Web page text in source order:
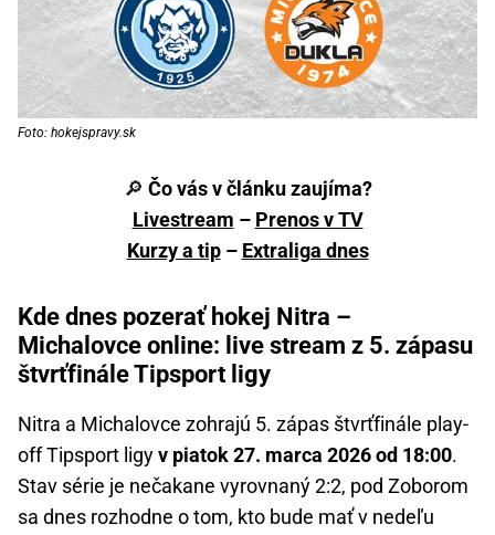
Foto: hokejspravy.sk
🔎 Čo vás v článku zaujíma?
Livestream – Prenos v TV
Kurzy a tip– Extraliga dnes
Kde dnes pozerať hokej Nitra –
Michalovce online: live stream z 5. zápasu
štvrťfinále Tipsport ligy
Nitra a Michalovce zohrajú 5. zápas štvrťfinále play-
off Tipsport ligyv piatok 27. marca 2026 od 18:00.
Stav série je nečakane vyrovnaný 2:2, pod Zoborom
sa dnes rozhodne o tom, kto bude mať v nedeľu